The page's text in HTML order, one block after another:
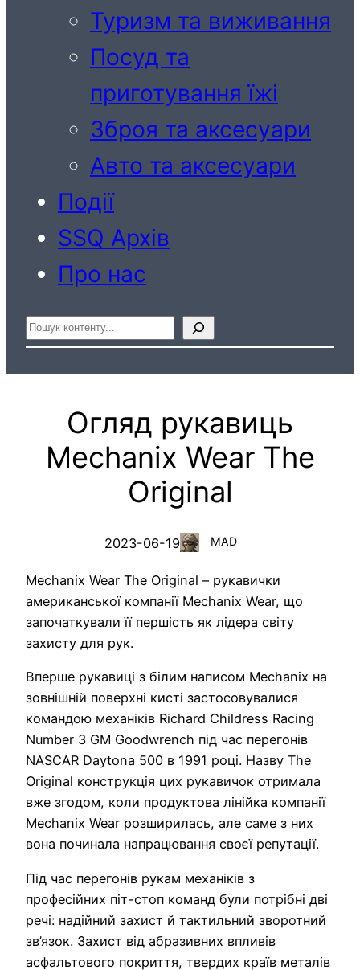
Туризм та виживання
Посуд та
приготування їжі
Зброя та аксесуари
Авто та аксесуари
Події
SSQ Архів
Про нас
Пошук
Огляд рукавиць
Mechanix Wear The
Original
2023-06-19 MAD
Mechanix Wear The Original – рукавички
американської компанії Mechanix Wear, що
започаткували її першість як лідера світу
захисту для рук.
Вперше рукавиці з білим написом Mechanix на
зовнішній поверхні кисті застосовувалися
командою механіків Richard Childress Racing
Number 3 GM Goodwrench під час перегонів
NASCAR Daytona 500 в 1991 році. Назву The
Original конструкція цих рукавичок отримала
вже згодом, коли продуктова лінійка компанії
Mechanix Wear розширилась, але саме з них
вона починала напрацювання своєї репутації.
Під час перегонів рукам механіків з
професійних піт-стоп команд були потрібні дві
речі: надійний захист й тактильний зворотний
зв’язок. Захист від абразивних впливів
асфальтового покриття, твердих країв металів